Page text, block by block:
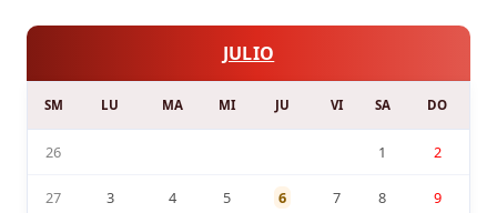
JULIO
SM LU MA MI JU VI SA DO
26 1 2
27 3 4 5 6 7 8 9